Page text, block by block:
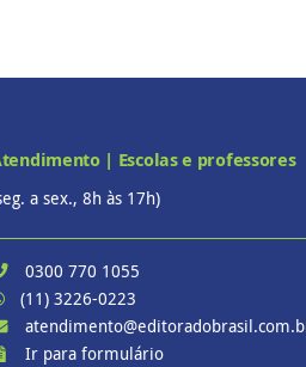
| Escolas e professores
a sex., 8h às 17h)
0300 770 1055
(11) 3226-0223
Ir para formulário